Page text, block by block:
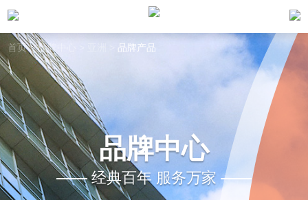
首页>品牌中心 品牌产品
品牌中心
经典百年 服务万家